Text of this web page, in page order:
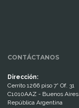
CONTÁCTANOS
Dirección:
Cerrito 1266 piso 7° Of. 31
C1010AAZ - Buenos Aires
República Argentina